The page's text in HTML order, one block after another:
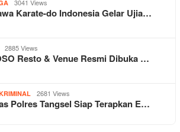
3041 Views
Karate-do Indonesia Gelar Ujia…
2885 Views
Resto & Venue Resmi Dibuka …
2681 Views
Polres Tangsel Siap Terapkan E…